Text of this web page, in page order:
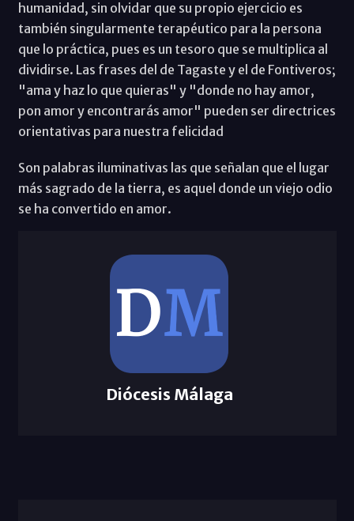
humanidad, sin olvidar que su propio ejercicio es
también singularmente terapéutico para la persona
que lo práctica, pues es un tesoro que se multiplica al
dividirse. Las frases del de Tagaste y el de Fontiveros;
"ama y haz lo que quieras" y "donde no hay amor,
pon amor y encontrarás amor" pueden ser directrices
orientativas para nuestra felicidad
Son palabras iluminativas las que señalan que el lugar
más sagrado de la tierra, es aquel donde un viejo odio
se ha convertido en amor.
Diócesis Málaga